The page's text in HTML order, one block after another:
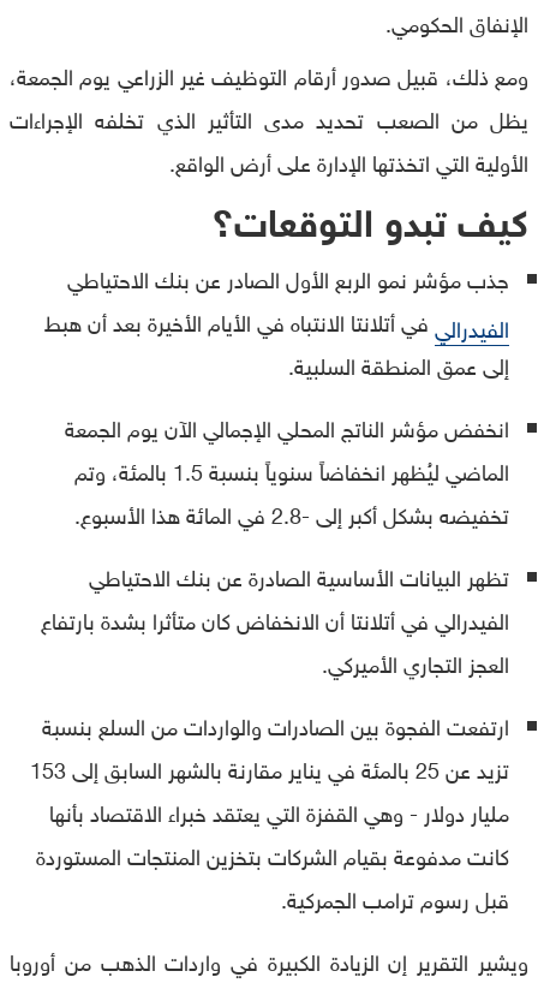
الإنفاق الحكومي.
ومع ذلك، قبيل صدور أرقام التوظيف غير الزراعي يوم الجمعة،
يظل من الصعب تحديد مدى التأثير الذي تخلفه الإجراءات
الأولية التي اتخذتها الإدارة على أرض الواقع.
كيف تبدو التوقعات؟
جذب مؤشر نمو الربع الأول الصادر عن بنك الاحتياطي
الفيدراليفي أتلانتا الانتباه في الأيام الأخيرة بعد أن هبط
إلى عمق المنطقة السلبية.
انخفض مؤشر الناتج المحلي الإجمالي الآن يوم الجمعة
الماضي ليُظهر انخفاضاً سنوياً بنسبة 1.5 بالمئة، وتم
تخفيضه بشكل أكبر إلى -2.8 في المائة هذا الأسبوع.
تظهر البيانات الأساسية الصادرة عن بنك الاحتياطي
الفيدرالي في أتلانتا أن الانخفاض كان متأثرا بشدة بارتفاع
العجز التجاري الأميركي.
ارتفعت الفجوة بين الصادرات والواردات من السلع بنسبة
تزيد عن 25 بالمئة في يناير مقارنة بالشهر السابق إلى 153
مليار دولار - وهي القفزة التي يعتقد خبراء الاقتصاد بأنها
كانت مدفوعة بقيام الشركات بتخزين المنتجات المستوردة
قبل رسوم ترامب الجمركية.
ويشير التقرير إن الزيادة الكبيرة في واردات الذهب من أوروبا